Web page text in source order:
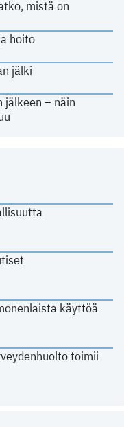
mistä on
hoito
jälki
jälkeen – näin
käyttöä
toimii